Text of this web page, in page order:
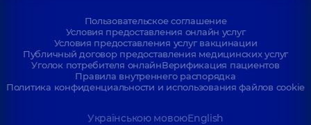
Пользовательское соглашение
Условия предоставления онлайн услуг
Условия предоставления услуг вакцинации
Публичный договор предоставления медицинских услуг
Уголок потребителя онлайнВерификация пациентов
Правила внутреннего распорядка
Политика конфиденциальности и использования файлов cookie
Українською мовоюEnglish